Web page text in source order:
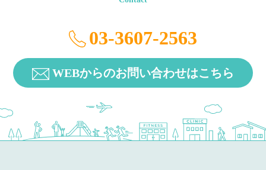
03-3607-2563
WEBからのお問い合わせはこちら